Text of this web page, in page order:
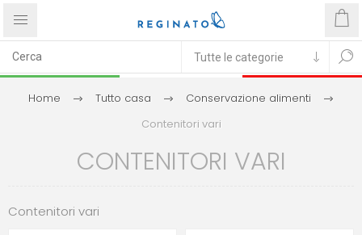
Home Tutto casa
Conservazione alimenti
Contenitori vari
CONTENITORI VARI
Contenitori vari